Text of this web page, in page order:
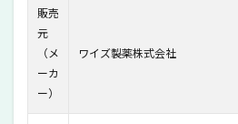
い方やポ
は？
6
KADASON
販売
元
（メ
ーカ
ー）
ワイズ製薬株式会社